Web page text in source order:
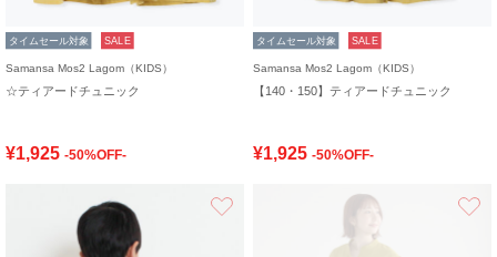
タイムセール対象 SALE
Samansa Mos2 Lagom（KIDS）
☆ティアードチュニック
¥1,925 -50%OFF-
タイムセール対象 SALE
Samansa Mos2 Lagom（KIDS）
【140・150】ティアードチュニック
¥1,925 -50%OFF-